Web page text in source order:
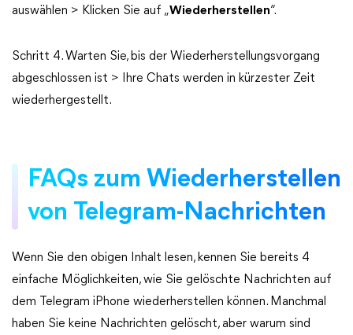
auswählen > Klicken Sie auf „Wiederherstellen“.
Schritt 4. Warten Sie, bis der Wiederherstellungsvorgang
abgeschlossen ist > Ihre Chats werden in kürzester Zeit
wiederhergestellt.
FAQs zum Wiederherstellen
von Telegram-Nachrichten
Wenn Sie den obigen Inhalt lesen, kennen Sie bereits 4
einfache Möglichkeiten, wie Sie gelöschte Nachrichten auf
dem Telegram iPhone wiederherstellen können. Manchmal
haben Sie keine Nachrichten gelöscht, aber warum sind